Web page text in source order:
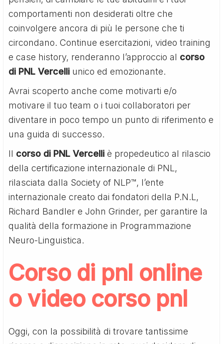
comportamenti non desiderati oltre che
coinvolgere ancora di più le persone che ti
circondano. Continue esercitazioni, video training
e case history, renderanno l’approccio al corso
di PNL Vercelli unico ed emozionante.
Avrai scoperto anche come motivarti e/o
motivare il tuo team o i tuoi collaboratori per
diventare in poco tempo un punto di riferimento e
una guida di successo.
Il corso di PNL Vercelli è propedeutico al rilascio
della certificazione internazionale di PNL,
rilasciata dalla Society of NLP™, l’ente
internazionale creato dai fondatori della P.N.L,
Richard Bandler e John Grinder, per garantire la
qualità della formazione in Programmazione
Neuro-Linguistica.
Corso di pnl online
o video corso pnl
Oggi, con la possibilità di trovare tantissime